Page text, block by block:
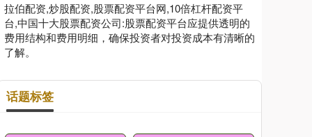
拉伯配资,炒股配资,股票配资平台网,10倍杠杆配资平
台,中国十大股票配资公司:股票配资平台应提供透明的
费用结构和费用明细，确保投资者对投资成本有清晰的
了解。
话题标签